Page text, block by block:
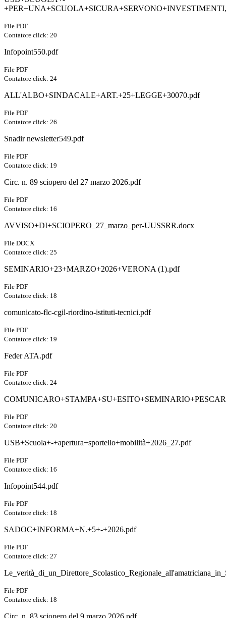
File PDF
Contatore click: 20
Infopoint550.pdf
File PDF
Contatore click: 24
ALL'ALBO+SINDACALE+ART.+25+LEGGE+30070.pdf
File PDF
Contatore click: 26
Snadir newsletter549.pdf
File PDF
Contatore click: 19
Circ. n. 89 sciopero del 27 marzo 2026.pdf
File PDF
Contatore click: 16
AVVISO+DI+SCIOPERO_27_marzo_per-UUSSRR.docx
File DOCX
Contatore click: 25
SEMINARIO+23+MARZO+2026+VERONA (1).pdf
File PDF
Contatore click: 18
comunicato-flc-cgil-riordino-istituti-tecnici.pdf
File PDF
Contatore click: 19
Feder ATA.pdf
File PDF
Contatore click: 24
File PDF
Contatore click: 20
USB+Scuola+-+apertura+sportello+mobilità+2026_27.pdf
File PDF
Contatore click: 16
Infopoint544.pdf
File PDF
Contatore click: 18
SADOC+INFORMA+N.+5+-+2026.pdf
File PDF
Contatore click: 27
File PDF
Contatore click: 18
Circ. n. 83 sciopero del 9 marzo 2026.pdf